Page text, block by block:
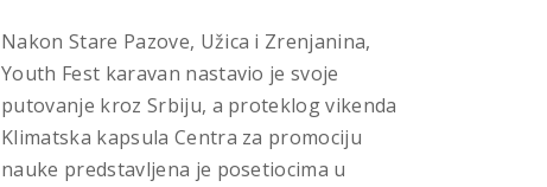
Nakon Stare Pazove, Užica i Zrenjanina,
Youth Fest karavan nastavio je svoje
putovanje kroz Srbiju, a proteklog vikenda
Klimatska kapsula Centra za promociju
nauke predstavljena je posetiocima u